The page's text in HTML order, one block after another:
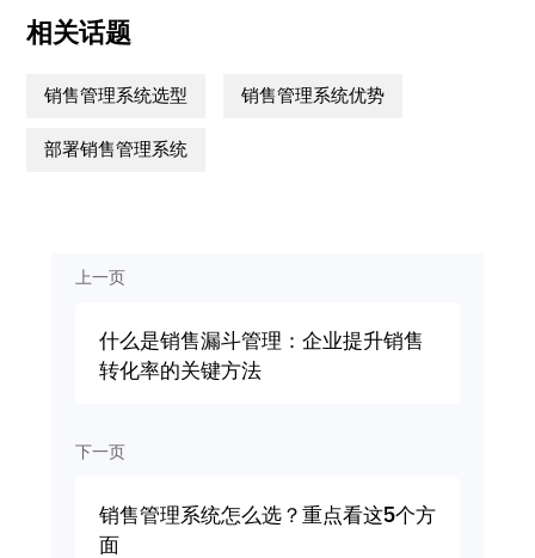
相关话题
销售管理系统选型 销售管理系统优势
部署销售管理系统
上一页
什么是销售漏斗管理：企业提升销售
转化率的关键方法
下一页
销售管理系统怎么选？重点看这5个方
面